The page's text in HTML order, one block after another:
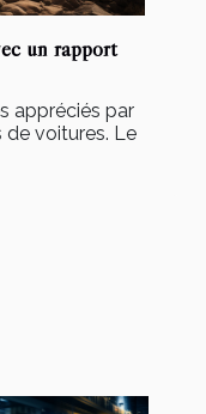
un rapport
appréciés par
voitures. Le